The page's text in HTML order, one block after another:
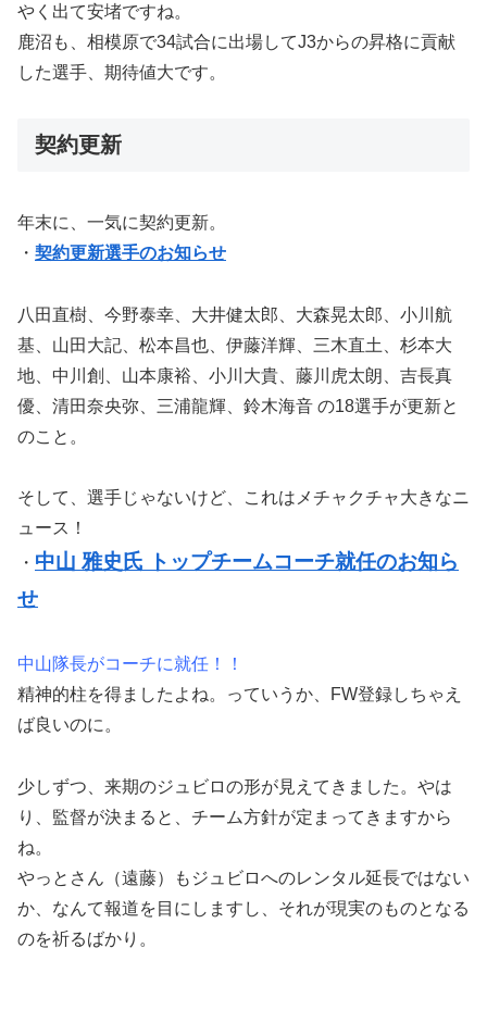
やく出て安堵ですね。
鹿沼も、相模原で34試合に出場してJ3からの昇格に貢献
した選手、期待値大です。
契約更新
年末に、一気に契約更新。
・ 契約更新選手のお知らせ
八田直樹、今野泰幸、大井健太郎、大森晃太郎、小川航
基、山田大記、松本昌也、伊藤洋輝、三木直土、杉本大
地、中川創、山本康裕、小川大貴、藤川虎太朗、吉長真
優、清田奈央弥、三浦龍輝、鈴木海音 の18選手が更新と
のこと。
そして、選手じゃないけど、これはメチャクチャ大きなニ
ュース！
・ 中山 雅史氏 トップチームコーチ就任のお知ら
せ
中山隊長がコーチに就任！！
精神的柱を得ましたよね。っていうか、FW登録しちゃえ
ば良いのに。
少しずつ、来期のジュビロの形が見えてきました。やは
り、監督が決まると、チーム方針が定まってきますから
ね。
やっとさん（遠藤）もジュビロへのレンタル延長ではない
か、なんて報道を目にしますし、それが現実のものとなる
のを祈るばかり。